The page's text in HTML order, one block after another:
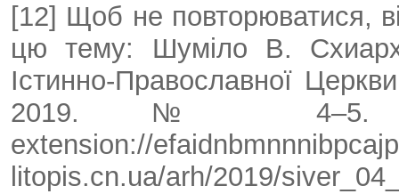
[12] Щоб не повторюватися,
цю тему: Шуміло В.
Істинно-Православної
2019. № 4–5. С.
extension://
litopis.cn.ua/arh/2019/